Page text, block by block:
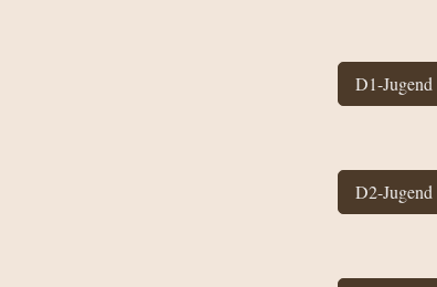
D1-Jugend
D2-Jugend